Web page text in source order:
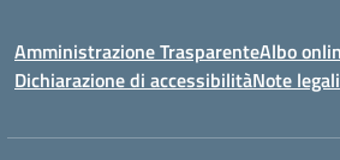
Amministrazione TrasparenteAlbo
Dichiarazione di accessibilitàNote legali